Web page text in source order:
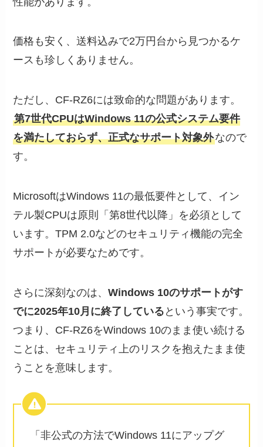
価格も安く、送料込みで2万円台から見つかるケ
ースも珍しくありません。
ただし、CF-RZ6には致命的な問題があります。
第7世代CPUはWindows 11の公式システム要件
を満たしておらず、正式なサポート対象外なので
す。
MicrosoftはWindows 11の最低要件として、イン
テル製CPUは原則「第8世代以降」を必須として
います。TPM 2.0などのセキュリティ機能の完全
サポートが必要なためです。
さらに深刻なのは、Windows 10のサポートがす
でに2025年10月に終了している という事実です。
つまり、CF-RZ6をWindows 10のまま使い続ける
ことは、セキュリティ上のリスクを抱えたまま使
うことを意味します。
「非公式の方法でWindows 11にアップグ